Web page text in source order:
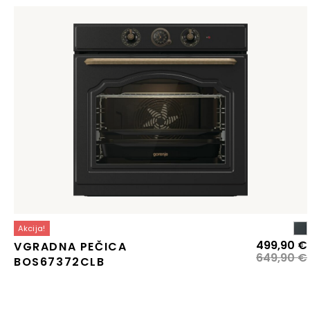
Akcija!
VGRADNA PEČICA
BOS67372CLB
649,90€
499,90 €